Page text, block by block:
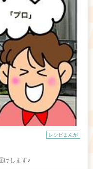
レシピまんが
けします♪